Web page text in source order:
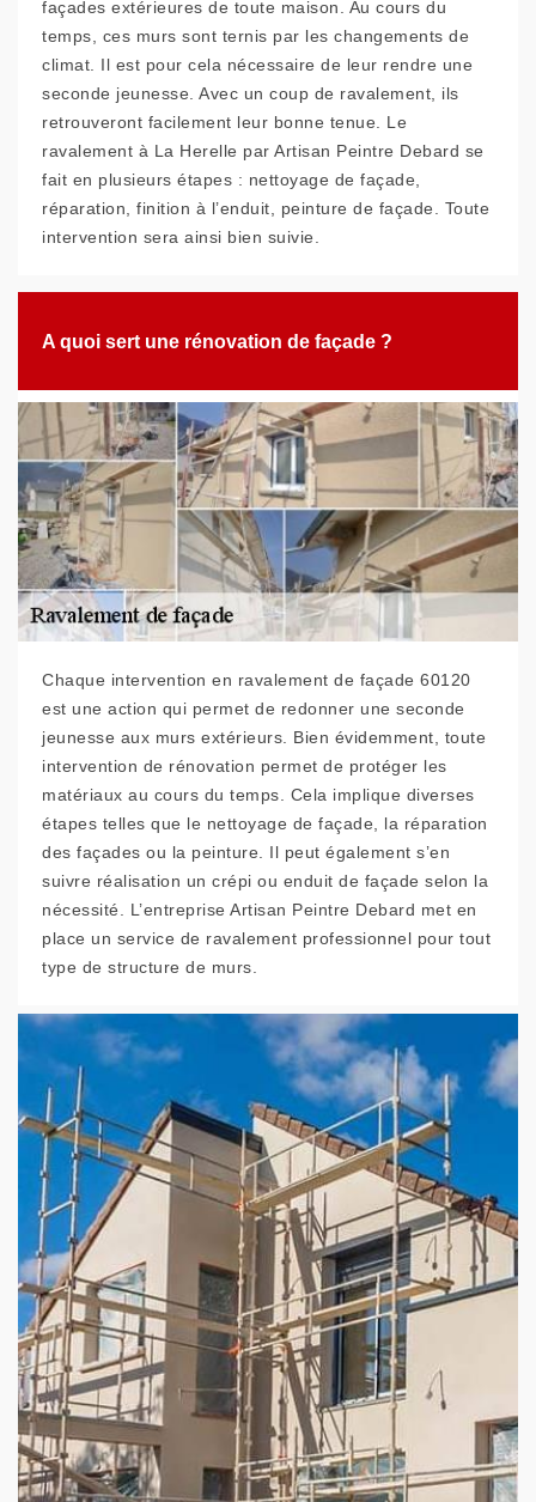
façades extérieures de toute maison. Au cours du
temps, ces murs sont ternis par les changements de
climat. Il est pour cela nécessaire de leur rendre une
seconde jeunesse. Avec un coup de ravalement, ils
retrouveront facilement leur bonne tenue. Le
ravalement à La Herelle par Artisan Peintre Debard se
fait en plusieurs étapes : nettoyage de façade,
réparation, finition à l’enduit, peinture de façade. Toute
intervention sera ainsi bien suivie.
A quoi sert une rénovation de façade ?
Chaque intervention en ravalement de façade 60120
est une action qui permet de redonner une seconde
jeunesse aux murs extérieurs. Bien évidemment, toute
intervention de rénovation permet de protéger les
matériaux au cours du temps. Cela implique diverses
étapes telles que le nettoyage de façade, la réparation
des façades ou la peinture. Il peut également s’en
suivre réalisation un crépi ou enduit de façade selon la
nécessité. L’entreprise Artisan Peintre Debard met en
place un service de ravalement professionnel pour tout
type de structure de murs.